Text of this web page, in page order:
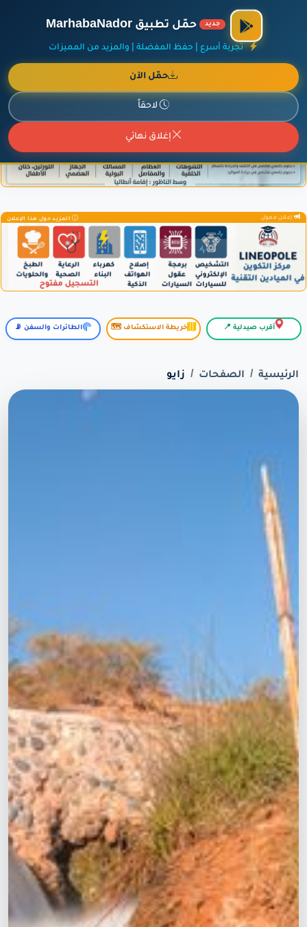
الراعي الرسمي لمنصة مرحباناظور،
أضف نشاطك مجاناً| آخر الإضافات|
جديد حمّل تطبيق MarhabaNador
تجربة أسرع | حفظ المفضلة | والمزيد من المميزات
حمّل الآن
لاحقاً
إغلاق نهائي
المزيد حول هذا الإعلان
إعلان ممول المزيد حول هذا الإعلان
أقرب صيدلية 📍 خريطة الاستكشاف 🗺️ الطائرات والسفن 📡
الرئيسية الصفحات زايو